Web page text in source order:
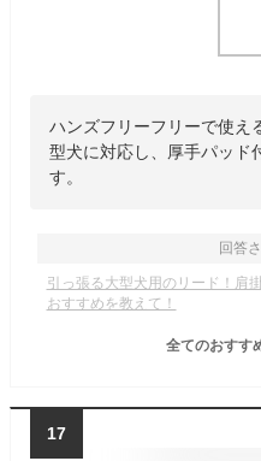
ハンズフリーフリーで使え
型犬に対応し、厚手パッド
す。
回答
引っ張る大型犬用のリード！肩
おすすめを教えて！
全てのおすす
17